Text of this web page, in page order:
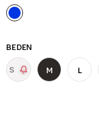
BEDEN
S M L